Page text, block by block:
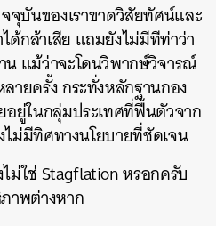
จุบันของเราขาดวิสัยทัศน์และ
ด้กล้าเสีย แถมยังไม่มีทีท่าว่า
น แม้ว่าจะโดนวิพากษ์วิจารณ์
ายครั้ง กระทั่งหลักฐานกอง
อยู่ในกลุ่มประเทศที่ฟื้นตัวจาก
ไม่มีทิศทางนโยบายที่ชัดเจน
ม่ใช่ Stagflation หรอกครับ
าพต่างหาก